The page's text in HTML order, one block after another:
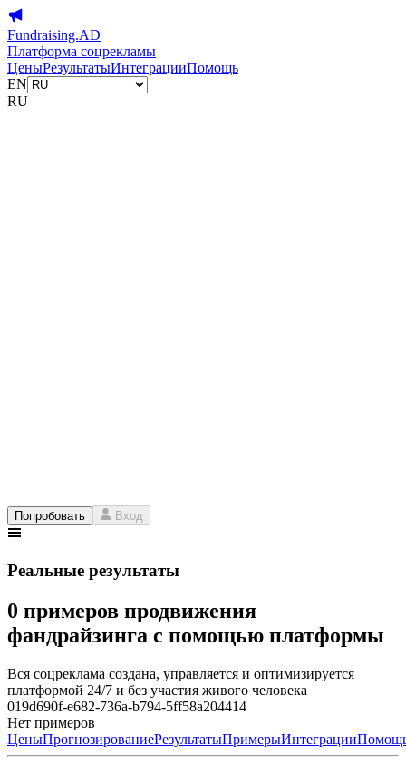
Fundraising.AD
Платформа соцрекламы
ЦеныРезультатыИнтеграцииПомощь
EN
RU
Попробовать Вход
Реальные результаты
0 примеров продвижения
фандрайзинга с помощью платформы
Вся соцреклама создана, управляется и оптимизируется
платформой 24/7 и без участия живого человека
019d690f-e682-736a-b794-5ff58a204414
Нет примеров
ЦеныПрогнозированиеРезультатыПримерыИнтеграции